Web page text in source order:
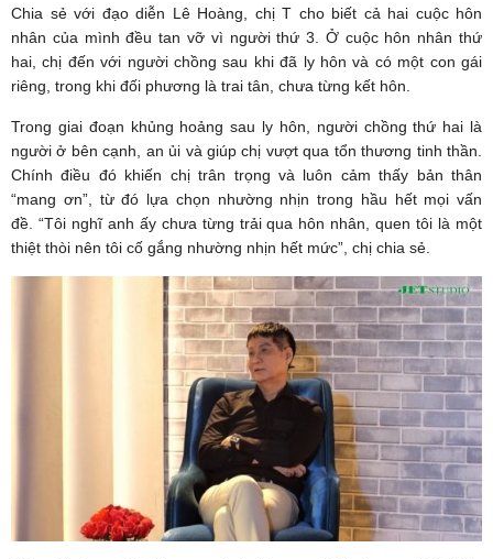
Chia sẻ với đạo diễn Lê Hoàng, chị T cho biết cả hai cuộc hôn
nhân của mình đều tan vỡ vì người thứ 3. Ở cuộc hôn nhân thứ
hai, chị đến với người chồng sau khi đã ly hôn và có một con gái
riêng, trong khi đối phương là trai tân, chưa từng kết hôn.
Trong giai đoạn khủng hoảng sau ly hôn, người chồng thứ hai là
người ở bên cạnh, an ủi và giúp chị vượt qua tổn thương tinh thần.
Chính điều đó khiến chị trân trọng và luôn cảm thấy bản thân
“mang ơn”, từ đó lựa chọn nhường nhịn trong hầu hết mọi vấn
đề. “Tôi nghĩ anh ấy chưa từng trải qua hôn nhân, quen tôi là một
thiệt thòi nên tôi cố gắng nhường nhịn hết mức”, chị chia sẻ.